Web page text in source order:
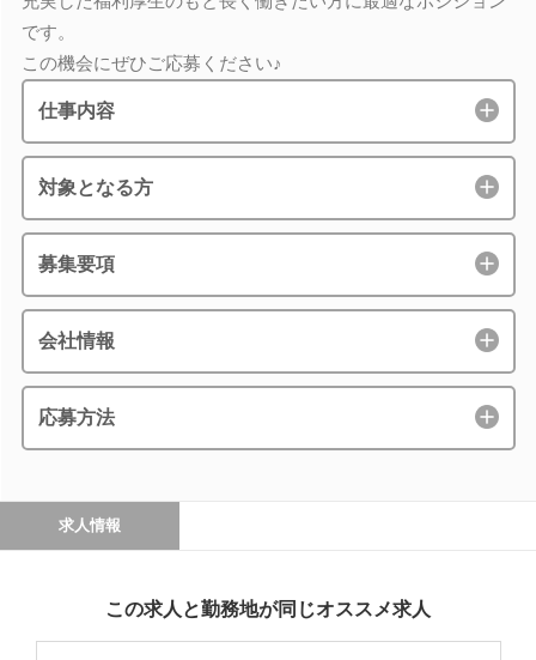
です。
この機会にぜひご応募ください♪
仕事内容
対象となる方
募集要項
会社情報
応募方法
求人情報
この求人と勤務地が同じオススメ求人